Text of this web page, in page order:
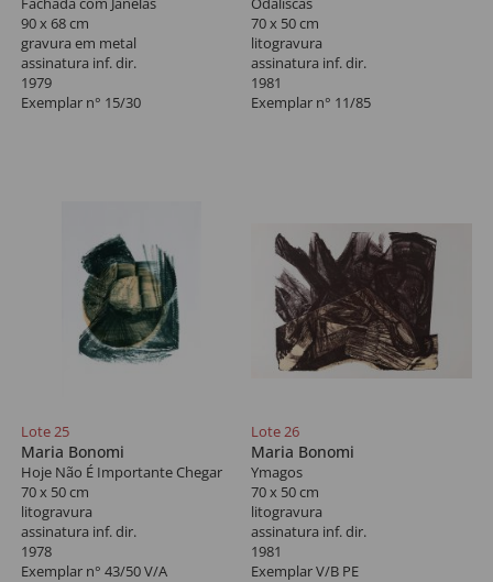
90 x 68 cm
gravura em metal
assinatura inf. dir.
1979
Exemplar n° 15/30
70 x 50 cm
litogravura
assinatura inf. dir.
1981
Exemplar n° 11/85
Lote 25
Maria Bonomi
Hoje Não É Importante Chegar
70 x 50 cm
litogravura
assinatura inf. dir.
1978
Exemplar n° 43/50 V/A
Lote 26
Maria Bonomi
Ymagos
70 x 50 cm
litogravura
assinatura inf. dir.
1981
Exemplar V/B PE